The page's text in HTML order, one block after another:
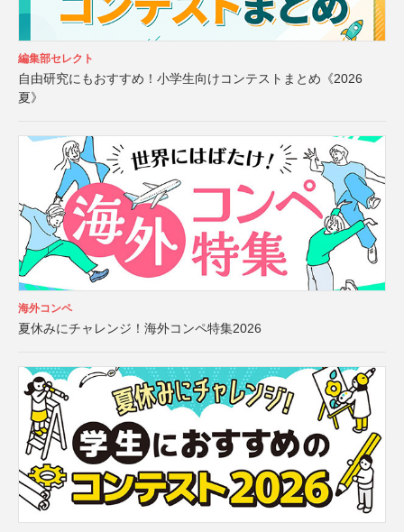
編集部セレクト
自由研究にもおすすめ！小学生向けコンテストまとめ《2026
夏》
海外コンペ
夏休みにチャレンジ！海外コンペ特集2026